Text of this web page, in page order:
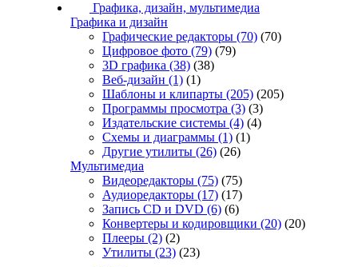
Графика, дизайн, мультимедиа
Графика и дизайн
Графические редакторы (70) (70)
Цифровое фото (79) (79)
3D графика (38) (38)
Веб-дизайн (1) (1)
Шаблоны и клипарты (205) (205)
Программы просмотра (3) (3)
Издательские системы (4) (4)
Схемы и диаграммы (1) (1)
Другие утилиты (26) (26)
Мультимедиа
Видеоредакторы (75) (75)
Аудиоредакторы (17) (17)
Запись CD и DVD (6) (6)
Конвертеры и кодировщики (20) (20)
Плееры (2) (2)
Утилиты (23) (23)